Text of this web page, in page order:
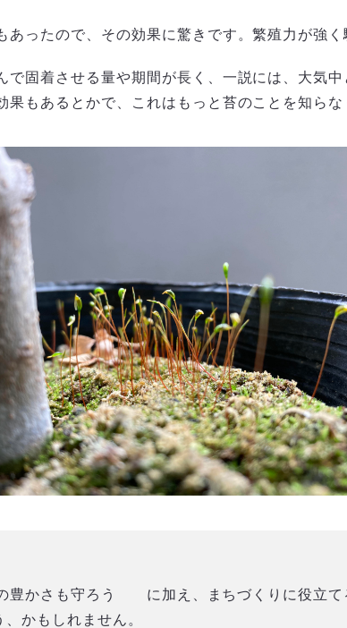
ったので、その効果に驚きです。繁殖力が強く
で固着させる量や期間が長く、一説には、大気
もあるとかで、これはもっと苔のことを知らな
かさも守ろう に加え、まちづくりに役立
かもしれません。